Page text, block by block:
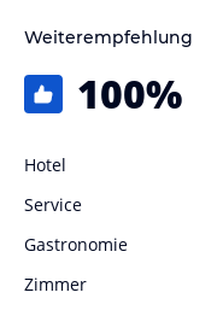
Weiterempfehlung
100%
Hotel
Service
Gastronomie
Zimmer